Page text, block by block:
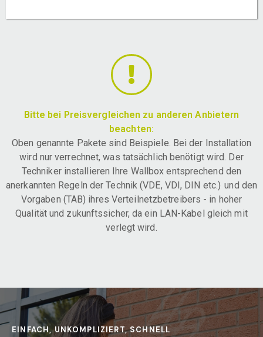
Bitte bei Preisvergleichen zu anderen Anbietern
beachten:
Oben genannte Pakete sind Beispiele. Bei der Installation
wird nur verrechnet, was tatsächlich benötigt wird. Der
Techniker installieren Ihre Wallbox entsprechend den
anerkannten Regeln der Technik (VDE, VDI, DIN etc.) und den
Vorgaben (TAB) ihres Verteilnetzbetreibers - in hoher
Qualität und zukunftssicher, da ein LAN-Kabel gleich mit
verlegt wird.
EINFACH, UNKOMPLIZIERT, SCHNELL